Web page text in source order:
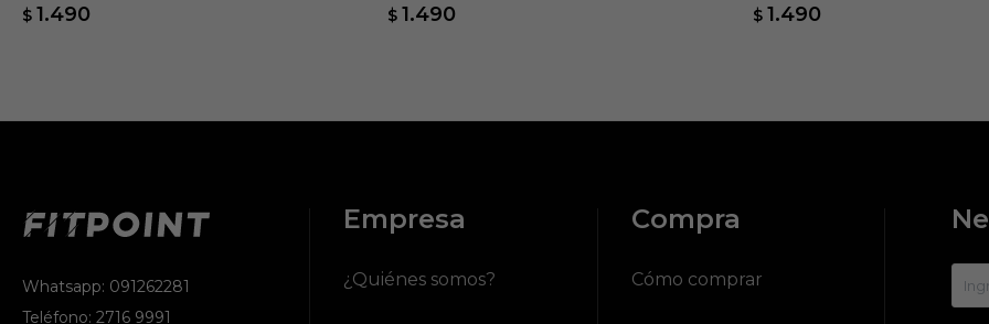
$ 1.490 $ 1.490 $ 1.490
Whatsapp: 091262281
Teléfono: 2716 9991
Empresa
¿Quiénes somos?
Compra
Cómo comprar